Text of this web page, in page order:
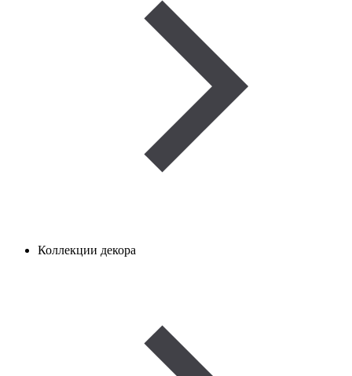
Коллекции декора